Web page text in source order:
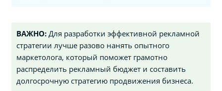
ВАЖНО: Для разработки эффективной рекламной
стратегии лучше разово нанять опытного
маркетолога, который поможет грамотно
распределить рекламный бюджет и составить
долгосрочную стратегию продвижения бизнеса.